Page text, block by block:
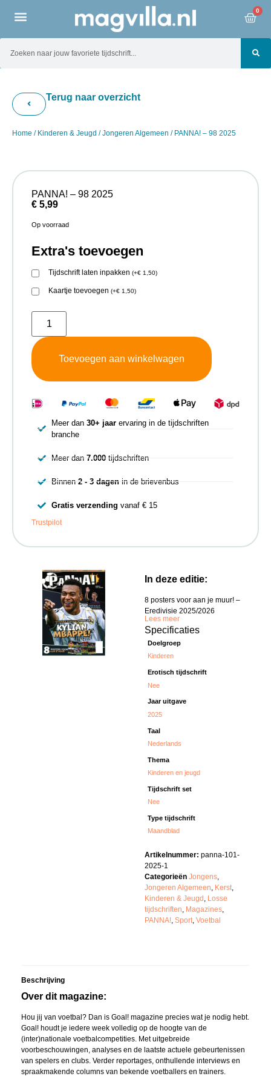
0
Terug naar overzicht
Home / Kinderen & Jeugd /Jongeren Algemeen / PANNA! – 98 2025
In deze editie:
8 posters voor aan je muur! –
Eredivisie 2025/2026
Lees meer
Specificaties
Doelgroep
Kinderen
Erotisch tijdschrift
Nee
Jaar uitgave
2025
Taal
Nederlands
Thema
Kinderen en jeugd
Tijdschrift set
Nee
Type tijdschrift
Maandblad
Artikelnummer: panna-101-
2025-1
Categorieën Jongens,
Jongeren Algemeen, Kerst,
Kinderen & Jeugd , Losse
tijdschriften, Magazines,
PANNA!, Sport, Voetbal
Beschrijving
Over dit magazine:
Hou jij van voetbal? Dan is Goal! magazine precies wat je nodig hebt.
Goal! houdt je iedere week volledig op de hoogte van de
(inter)nationale voetbalcompetities. Met uitgebreide
voorbeschouwingen, analyses en de laatste actuele gebeurtenissen
van spelers en clubs. Verder reportages, onthullende interviews en
spraakmakende columns van bekende voetballers en trainers.
PANNA! – 98 2025
€ 5,99
Op voorraad
Extra's toevoegen
Tijdschrift laten inpakken (+€ 1,50)
Kaartje toevoegen (+€ 1,50)
Toevoegen aan winkelwagen
Meer dan 30+ jaarervaring in de tijdschriften
branche
Meer dan 7.000tijdschriften
Binnen 2 - 3 dagenin de brievenbus
Gratis verzending vanaf € 15
Trustpilot